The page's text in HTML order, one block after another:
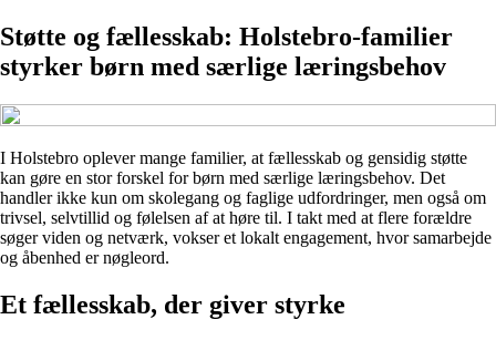
Støtte og fællesskab: Holstebro-familier
styrker børn med særlige læringsbehov
I Holstebro oplever mange familier, at fællesskab og gensidig støtte
kan gøre en stor forskel for børn med særlige læringsbehov. Det
handler ikke kun om skolegang og faglige udfordringer, men også om
trivsel, selvtillid og følelsen af at høre til. I takt med at flere forældre
søger viden og netværk, vokser et lokalt engagement, hvor samarbejde
og åbenhed er nøgleord.
Et fællesskab, der giver styrke